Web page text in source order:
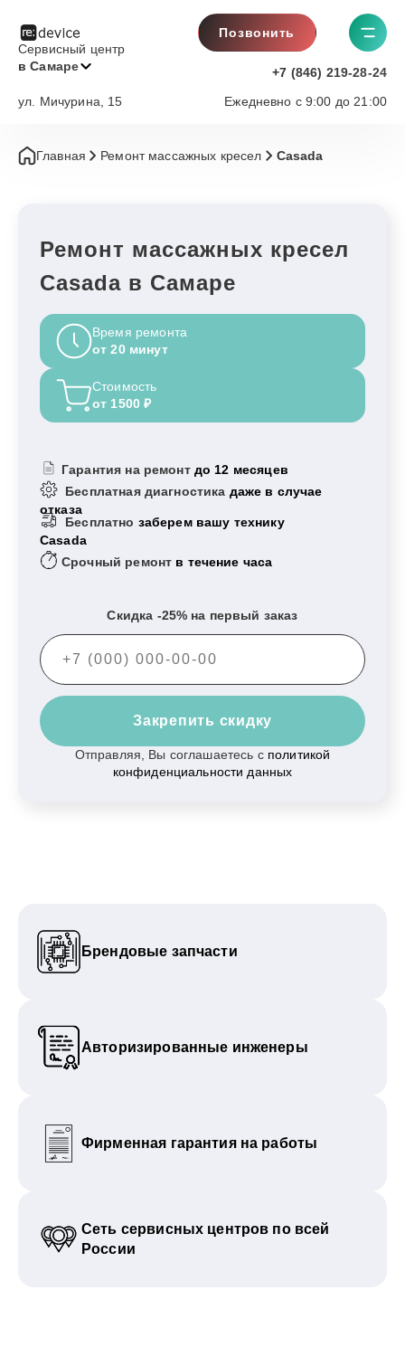
Сервисный центр
в Самаре
Позвонить
+7 (846) 219-28-24
Ежедневно с 9:00 до 21:00
ул. Мичурина, 15
Главная Ремонт массажных кресел Casada
Ремонт массажных кресел
Casada в Самаре
Время ремонта
от 20 минут
Стоимость
от 1500 ₽
Гарантия на ремонт до 12 месяцев
Бесплатная диагностика даже в случае
отказа
Бесплатно заберем вашу технику
Casada
Срочный ремонт в течение часа
Скидка -25% на первый заказ
Закрепить скидку
Отправляя, Вы соглашаетесь с политикой
конфиденциальности данных
Брендовые запчасти
Авторизированные инженеры
Фирменная гарантия на работы
Сеть сервисных центров по всей
России